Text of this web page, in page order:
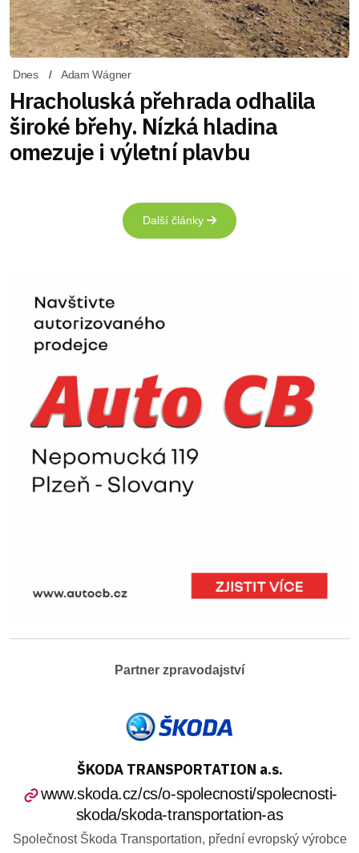
Dnes Adam Wágner
Hracholuská přehrada odhalila
široké břehy. Nízká hladina
omezuje i výletní plavbu
Další články
Partner zpravodajství
ŠKODA TRANSPORTATION a.s.
www.skoda.cz/cs/o-spolecnosti/spolecnosti-
skoda/skoda-transportation-as
Společnost Škoda Transportation, přední evropský výrobce